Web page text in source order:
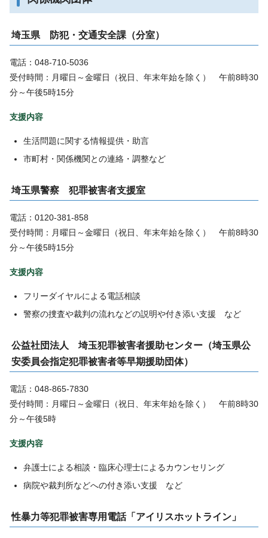
埼玉県 防犯・交通安全課（分室）
電話：048-710-5036
受付時間：月曜日～金曜日（祝日、年末年始を除く） 午前8時30
分～午後5時15分
支援内容
生活問題に関する情報提供・助言
市町村・関係機関との連絡・調整など
埼玉県警察 犯罪被害者支援室
電話：0120-381-858
受付時間：月曜日～金曜日（祝日、年末年始を除く） 午前8時30
分～午後5時15分
支援内容
フリーダイヤルによる電話相談
警察の捜査や裁判の流れなどの説明や付き添い支援 など
公益社団法人 埼玉犯罪被害者援助センター（埼玉県公
安委員会指定犯罪被害者等早期援助団体）
電話：048-865-7830
受付時間：月曜日～金曜日（祝日、年末年始を除く） 午前8時30
分～午後5時
支援内容
弁護士による相談・臨床心理士によるカウンセリング
病院や裁判所などへの付き添い支援 など
性暴力等犯罪被害専用電話「アイリスホットライン」